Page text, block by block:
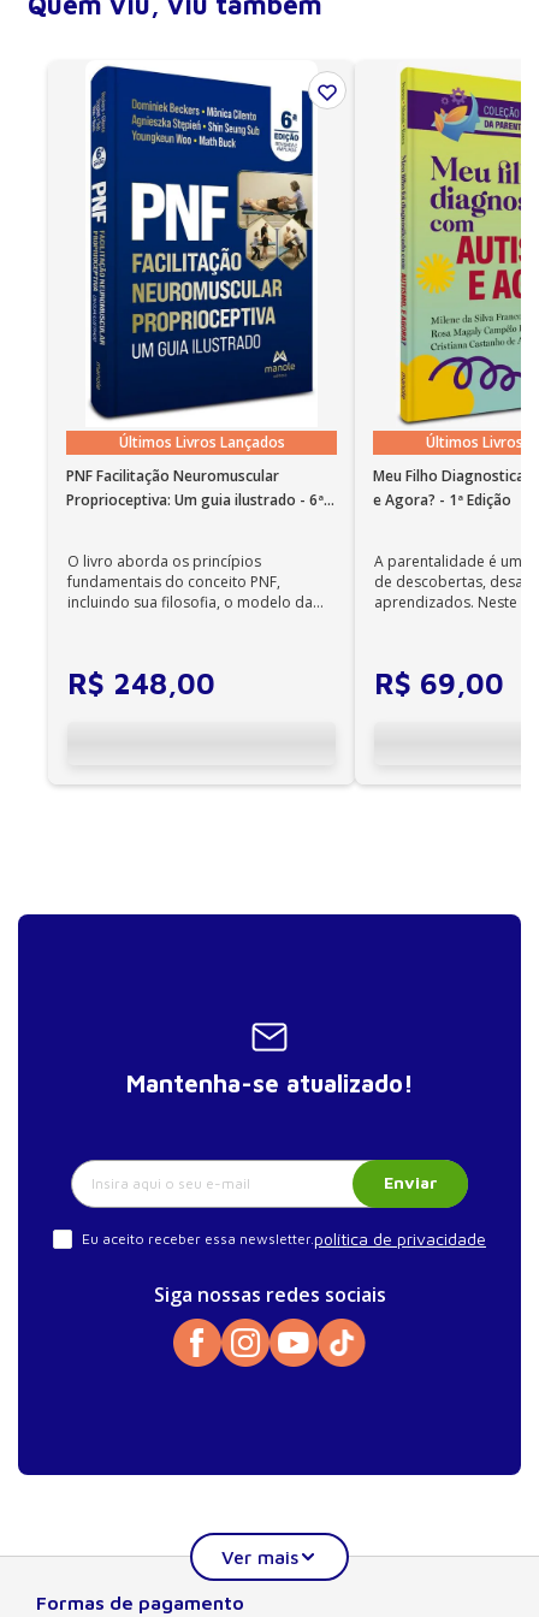
Número de páginas
368
Ano de publicação
2013
Edição
18
Últimos Livros Lançados
PNF Facilitação Neuromuscular
Proprioceptiva: Um guia ilustrado - 6ª
O livro aborda os princípios
fundamentais do conceito PNF,
incluindo sua filosofia, o modelo da
R$ 248,00
Últimos Livros
Meu Filho
e Agora? - 1ª Edição
A parentalidade é uma
de descobertas,
aprendizados. Neste
R$ 69,00
Mantenha-se atualizado!
Enviar
Eu aceito receber essa newsletter. política de privacidade
Siga nossas redes sociais
Formas de pagamento